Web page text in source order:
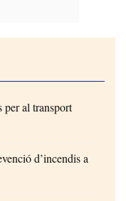
per al transport
d’incendis a